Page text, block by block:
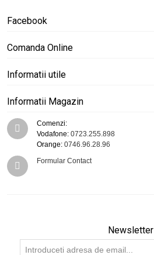
Facebook
Comanda Online
Informatii utile
Informatii Magazin
Comenzi:
Vodafone: 0723.255.898
Orange: 0746.96.28.96
Formular Contact
Newsletter